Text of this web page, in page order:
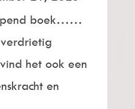
boek……
het ook een
en